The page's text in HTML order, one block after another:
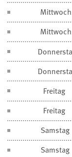
Mittwoch
Mittwoch
Freitag
Freitag
Samstag
Samstag